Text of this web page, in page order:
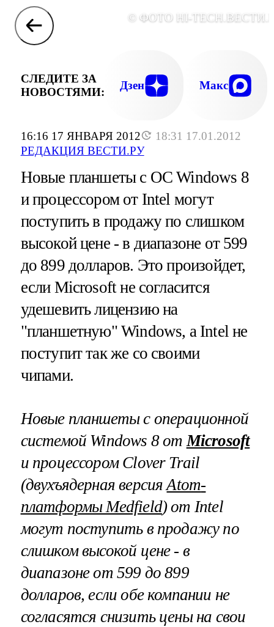
16:16 17 ЯНВАРЯ 2012
18:31 17.01.2012
РЕДАКЦИЯ ВЕСТИ.РУ
© ФОТО HI-
СЛЕДИТЕ ЗА
НОВОСТЯМИ:
Дзен Макс
Новые планшеты с ОС Windows 8
и процессором от Intel могут
поступить в продажу по слишком
высокой цене - в диапазоне от 599
до 899 долларов. Это произойдет,
если Microsoft не согласится
удешевить лицензию на
"планшетную" Windows, а Intel не
поступит так же со своими
чипами.
Новые планшеты с операционной
системой Windows 8 отMicrosoft
и процессором Clover Trail
(двухъядерная версияAtom-
платформы Medfield) от Intel
могут поступить в продажу по
слишком высокой цене - в
диапазоне от 599 до 899
долларов, если обе компании не
согласятся снизить цены на свои